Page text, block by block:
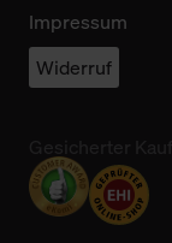
Impressum
Widerruf